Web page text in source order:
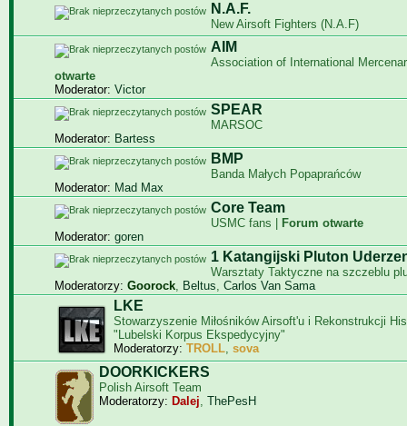
N.A.F.
New Airsoft Fighters (N.A.F)
AIM
Association of International
otwarte
Moderator: Victor
SPEAR
MARSOC
Moderator: Bartess
BMP
Banda Małych Popaprańców
Moderator: Mad Max
Core Team
USMC fans |
Forum otwarte
Moderator: goren
1 Katangijski Pluton
Warsztaty Taktyczne na szczeblu
Moderatorzy: Goorock, Beltus, Carlos Van Sama
LKE
Stowarzyszenie Miłośników Airsoft'u i Rekonstrukcji
"Lubelski Korpus Ekspedycyjny"
Moderatorzy: TROLL, sova
DOORKICKERS
Polish Airsoft Team
Moderatorzy: Dalej, ThePesH